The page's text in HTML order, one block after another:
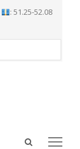
: 51.25-52.08
Open